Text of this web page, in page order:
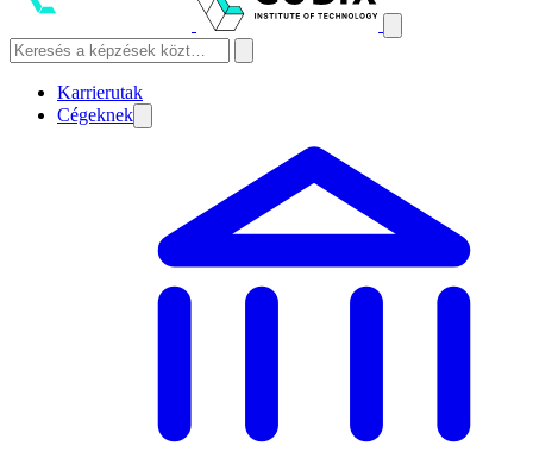
Karrierutak
Cégeknek